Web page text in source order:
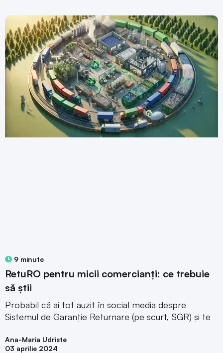
9 minute
RetuRO pentru micii comercianți: ce trebuie
să știi
Probabil că ai tot auzit în social media despre
Sistemul de Garanție Returnare (pe scurt, SGR) și te
Ana-Maria Udriste
03 aprilie 2024